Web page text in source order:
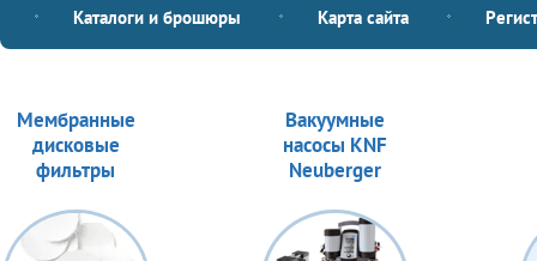
Каталоги и брошюры Карта сайта
Мембранные
дисковые
фильтры
Вакуумные
насосы KNF
Neuberger